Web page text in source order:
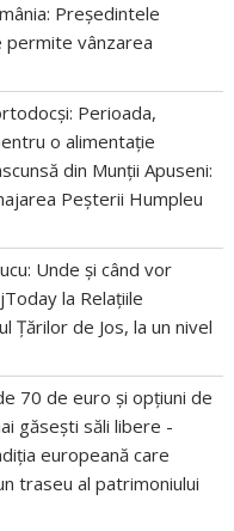
Președintele
permite vânzarea
Perioada,
o alimentație
din Munții Apuseni:
Peșterii Humpleu
Unde și când vor
la Relațiile
Țărilor de Jos, la un nivel
70 de euro și opțiuni de
găsești săli libere -
europeană care
traseu al patrimoniului